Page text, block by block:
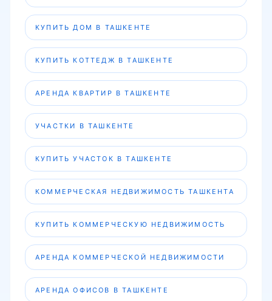
КУПИТЬ ДОМ В ТАШКЕНТЕ
КУПИТЬ КОТТЕДЖ В ТАШКЕНТЕ
АРЕНДА КВАРТИР В ТАШКЕНТЕ
УЧАСТКИ В ТАШКЕНТЕ
КУПИТЬ УЧАСТОК В ТАШКЕНТЕ
КОММЕРЧЕСКАЯ НЕДВИЖИМОСТЬ ТАШКЕНТА
КУПИТЬ КОММЕРЧЕСКУЮ НЕДВИЖИМОСТЬ
АРЕНДА КОММЕРЧЕСКОЙ НЕДВИЖИМОСТИ
АРЕНДА ОФИСОВ В ТАШКЕНТЕ